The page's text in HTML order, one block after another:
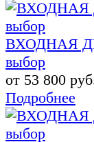
ВХОДНАЯ
выбор
от 53 800
Подробнее